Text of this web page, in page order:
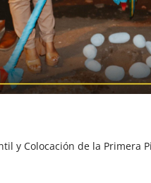
y Colocación de la Primera